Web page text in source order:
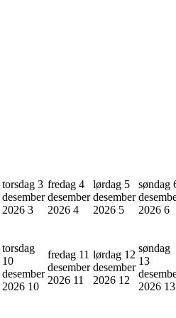
torsdag 3
desember
2026 3
fredag 4
desember
2026 4
lørdag 5
desember
2026 5
søndag
2026 6
torsdag
10
desember
2026 10
fredag 11
desember
2026 11
lørdag 12
desember
2026 12
søndag
13
2026 13